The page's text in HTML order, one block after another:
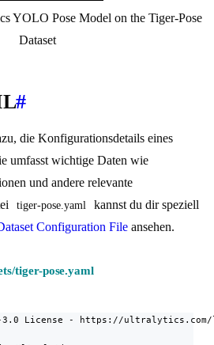
YOLO Pose Model on the Tiger-Pose
Dataset
#
die Konfigurationsdetails eines
umfasst wichtige Daten wie
und andere relevante
tiger-pose.yaml
kannst du dir speziell
Configuration File ansehen.
tiger-pose.yaml
3.0 License - https://ultralytics.com/